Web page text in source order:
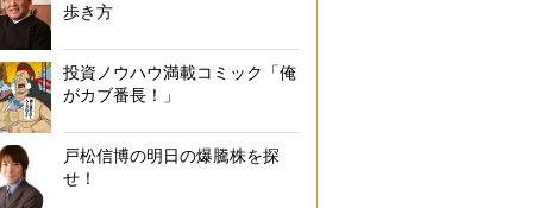
歩き方
投資ノウハウ満載コミック「俺
がカブ番長！」
戸松信博の明日の爆騰株を探
せ！